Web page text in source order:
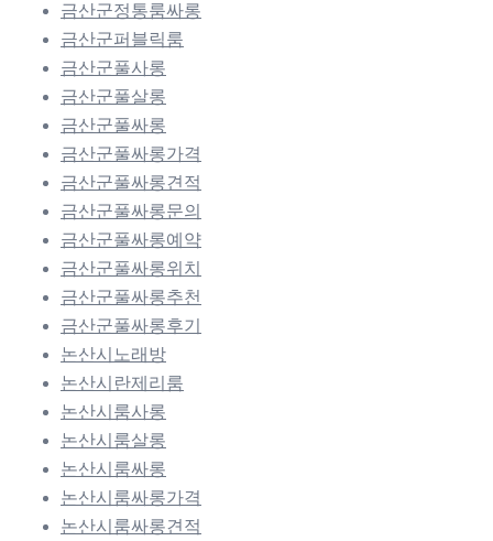
금산군정통룸싸롱
금산군퍼블릭룸
금산군풀사롱
금산군풀살롱
금산군풀싸롱
금산군풀싸롱가격
금산군풀싸롱견적
금산군풀싸롱문의
금산군풀싸롱예약
금산군풀싸롱위치
금산군풀싸롱추천
금산군풀싸롱후기
논산시노래방
논산시란제리룸
논산시룸사롱
논산시룸살롱
논산시룸싸롱
논산시룸싸롱가격
논산시룸싸롱견적